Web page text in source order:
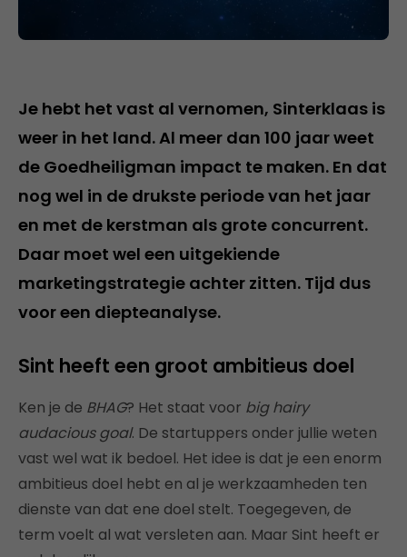
Je hebt het vast al vernomen, Sinterklaas is
weer in het land. Al meer dan 100 jaar weet
de Goedheiligman impact te maken. En dat
nog wel in de drukste periode van het jaar
en met de kerstman als grote concurrent.
Daar moet wel een uitgekiende
marketingstrategie achter zitten. Tijd dus
voor een diepteanalyse.
Sint heeft een groot ambitieus doel
Ken je de BHAG? Het staat voor big hairy
audacious goal. De startuppers onder jullie weten
vast wel wat ik bedoel. Het idee is dat je een enorm
ambitieus doel hebt en al je werkzaamheden ten
dienste van dat ene doel stelt. Toegegeven, de
term voelt al wat versleten aan. Maar Sint heeft er